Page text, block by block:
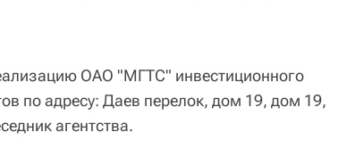
ОАО "МГТС" инвестиционного
по адресу: Даев перелок, дом 19, дом 19,
агентства.